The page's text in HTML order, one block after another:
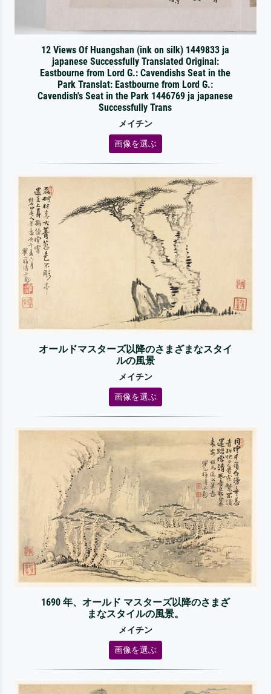
12 Views Of Huangshan (ink on silk) 1449833 ja
japanese Successfully Translated Original:
Eastbourne from Lord G.: Cavendishs Seat in the
Park Translat: Eastbourne from Lord G.:
Cavendish's Seat in the Park 1446769 ja japanese
Successfully Trans
メイチン
画像を選ぶ
オールドマスターズ以降のさまざまなスタイ
ルの風景
メイチン
画像を選ぶ
1690 年、オールド マスターズ以降のさまざ
まなスタイルの風景。
メイチン
画像を選ぶ